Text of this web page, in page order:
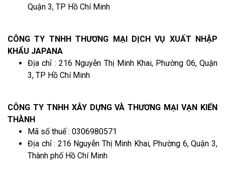
Quận 3, TP Hồ Chí Minh
CÔNG TY TNHH THƯƠNG MẠI DỊCH VỤ XUẤT NHẬP
KHẨU JAPANA
Địa chỉ : 216 Nguyễn Thị Minh Khai, Phường 06, Quận
3, TP Hồ Chí Minh
CÔNG TY TNHH XÂY DỰNG VÀ THƯƠNG MẠI VẠN KIẾN
THÀNH
Mã số thuế : 0306980571
Địa chỉ : 216 Nguyễn Thị Minh Khai, Phường 6, Quận 3,
Thành phố Hồ Chí Minh